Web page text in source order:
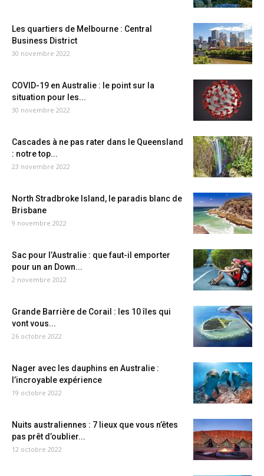
Les quartiers de Melbourne : Central
Business District
30 novembre 2022
COVID-19 en Australie : le point sur la
situation pour les...
30 novembre 2022
Cascades à ne pas rater dans le Queensland
: notre top...
23 novembre 2022
North Stradbroke Island, le paradis blanc de
Brisbane
9 novembre 2022
Sac pour l’Australie : que faut-il emporter
pour un an Down...
2 novembre 2022
Grande Barrière de Corail : les 10 îles qui
vont vous...
26 octobre 2022
Nager avec les dauphins en Australie :
l’incroyable expérience
19 octobre 2022
Nuits australiennes : 7 lieux que vous n’êtes
pas prêt d’oublier...
12 octobre 2022